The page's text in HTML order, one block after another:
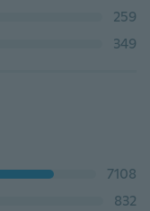
259
349
7108
832